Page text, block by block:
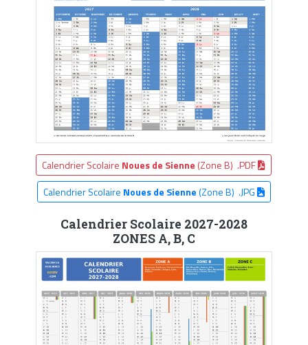
Calendrier Scolaire Noues de Sienne (Zone B) .PDF
Calendrier Scolaire Noues de Sienne(Zone B) .JPG
Calendrier Scolaire 2027-2028
ZONES A, B, C